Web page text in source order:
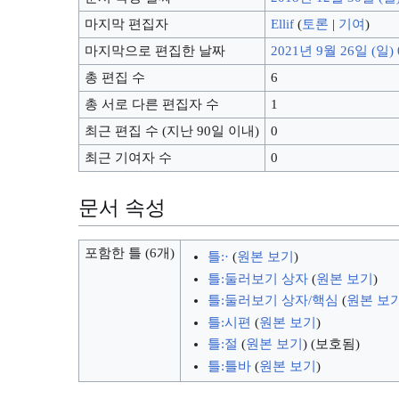
마지막 편집자
Ellif (토론 | 기여)
마지막으로 편집한 날짜
2021년 9월 26일 (일)
총 편집 수
6
총 서로 다른 편집자 수
1
최근 편집 수 (지난 90일 이내)
0
최근 기여자 수
0
문서 속성
포함한 틀 (6개) 틀:· (원본 보기 )
틀:둘러보기 상자 (원본 보기 )
틀:둘러보기 상자/핵심 (원본 보기
틀:시편 (원본 보기 )
틀:절 (원본 보기 ) (보호됨)
틀:틀바 (원본 보기 )